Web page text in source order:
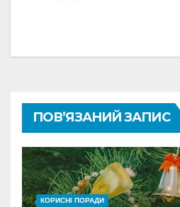
ПОВ’ЯЗАНИЙ ЗАПИС
КОРИСНІ ПОРАДИ